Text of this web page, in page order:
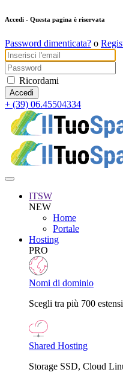
Accedi - Questa pagina è riservata
Password dimenticata? o
Ricordami
+ (39) 06.45504334
ITSW
NEW
Home
Portale
Hosting
PRO
Nomi di dominio
Scegli tra più 700
Shared Hosting
Storage SSD, Cloud